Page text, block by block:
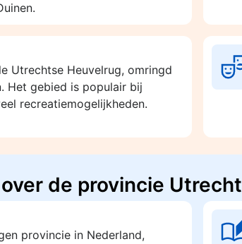
Utrechtse Heuvelrug, omringd
Het gebied is populair bij
recreatiemogelijkheden.
de provincie Utrecht
provincie in Nederland,